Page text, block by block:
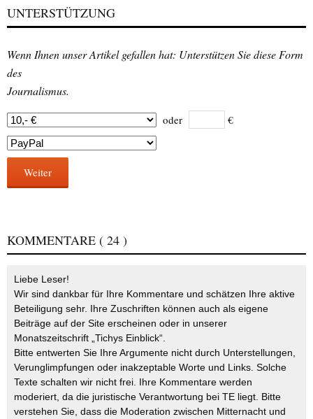
UNTERSTÜTZUNG
Wenn Ihnen unser Artikel gefallen hat: Unterstützen Sie diese Form
des
Journalismus.
oder €
Weiter
KOMMENTARE ( 24 )
Liebe Leser!
Wir sind dankbar für Ihre Kommentare und schätzen Ihre aktive
Beteiligung sehr. Ihre Zuschriften können auch als eigene
Beiträge auf der Site erscheinen oder in unserer
Monatszeitschrift „Tichys Einblick“.
Bitte entwerten Sie Ihre Argumente nicht durch Unterstellungen,
Verunglimpfungen oder inakzeptable Worte und Links. Solche
Texte schalten wir nicht frei. Ihre Kommentare werden
moderiert, da die juristische Verantwortung bei TE liegt. Bitte
verstehen Sie, dass die Moderation zwischen Mitternacht und